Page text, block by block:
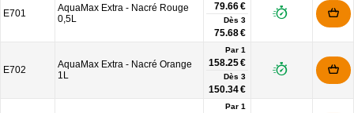
E701
AquaMax Extra - Nacré Rouge
0,5L
79.66 €
Dès 3
75.68 €
E702
AquaMax Extra - Nacré Orange
1L
Par 1
158.25 €
Dès 3
150.34 €
Par 1